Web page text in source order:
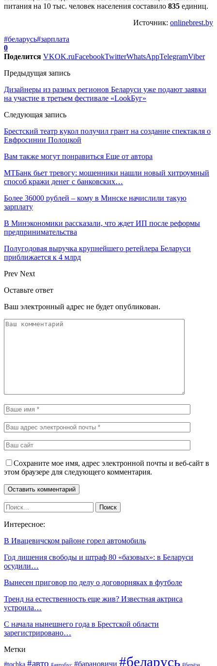
питания на 10 тыс. человек населения составило 835 единиц.
Источник: onlinebrest.by
#беларусь#зарплата
0
Поделится VKOK.ruFacebookTwitterWhatsAppTelegramViber
Предыдущая запись
Дизайнеры из разных регионов Беларуси уже подают заявки
на участие в третьем фестивале «LookБуг»
Следующая запись
Брестский театр кукол получил грант на создание спектакля о
Евфросинии Полоцкой
Вам также могут понравиться Еще от автора
МТБанк бьет тревогу: мошенники нашли новый хитроумный
способ кражи денег с банковских…
Более 36000 рублей – кому в Минске начислили такую
зарплату
В Минэкономики рассказали, что ждет ИП после реформы
предпринимательства
Полугодовая выручка крупнейшего ретейлера Беларуси
приближается к 4 млрд
Prev Next
Оставьте ответ
Ваш электронный адрес не будет опубликован.
Сохраните мое имя, адрес электронной почты и веб-сайт в
этом браузере для следующего комментария.
Интересное:
В Ивацевичском районе горел автомобиль
Год лишения свободы и штраф 80 «базовых»: в Беларуси
осудили…
Вынесен приговор по делу о договорняках в футболе
Тренд на естественность еще жив? Известная актриса
устроила…
С начала нынешнего года в Брестской области
зарегистрировано…
Метки
#tochka #авто #автобус #барановичи #беларусь #берёза